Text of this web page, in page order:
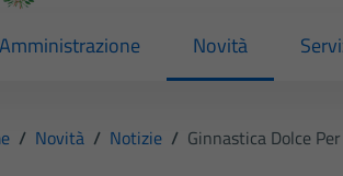
Amministrazione Novità
/ Novità / Notizie / Ginnastica Dolce